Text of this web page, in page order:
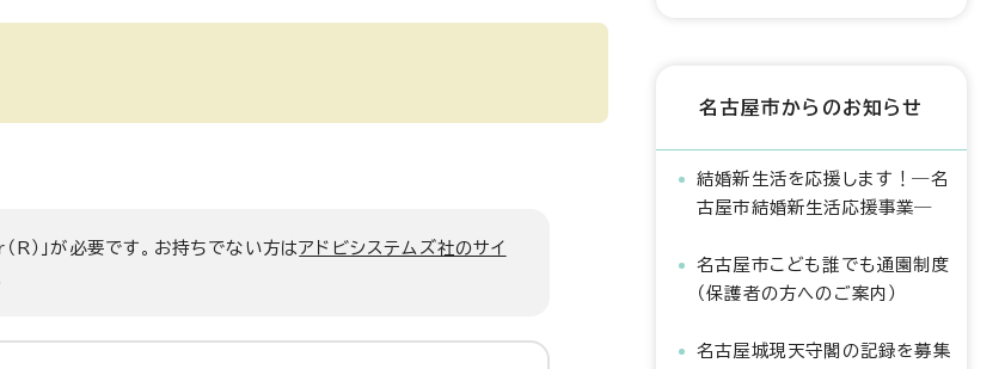
）」が必要です。お持ちでない方はアドビシステムズ社のサイ
名古屋市からのお知らせ
結婚新生活を応援します！―名
古屋市結婚新生活応援事業―
名古屋市こども誰でも通園制度
（保護者の方へのご案内）
名古屋城現天守閣の記録を募集